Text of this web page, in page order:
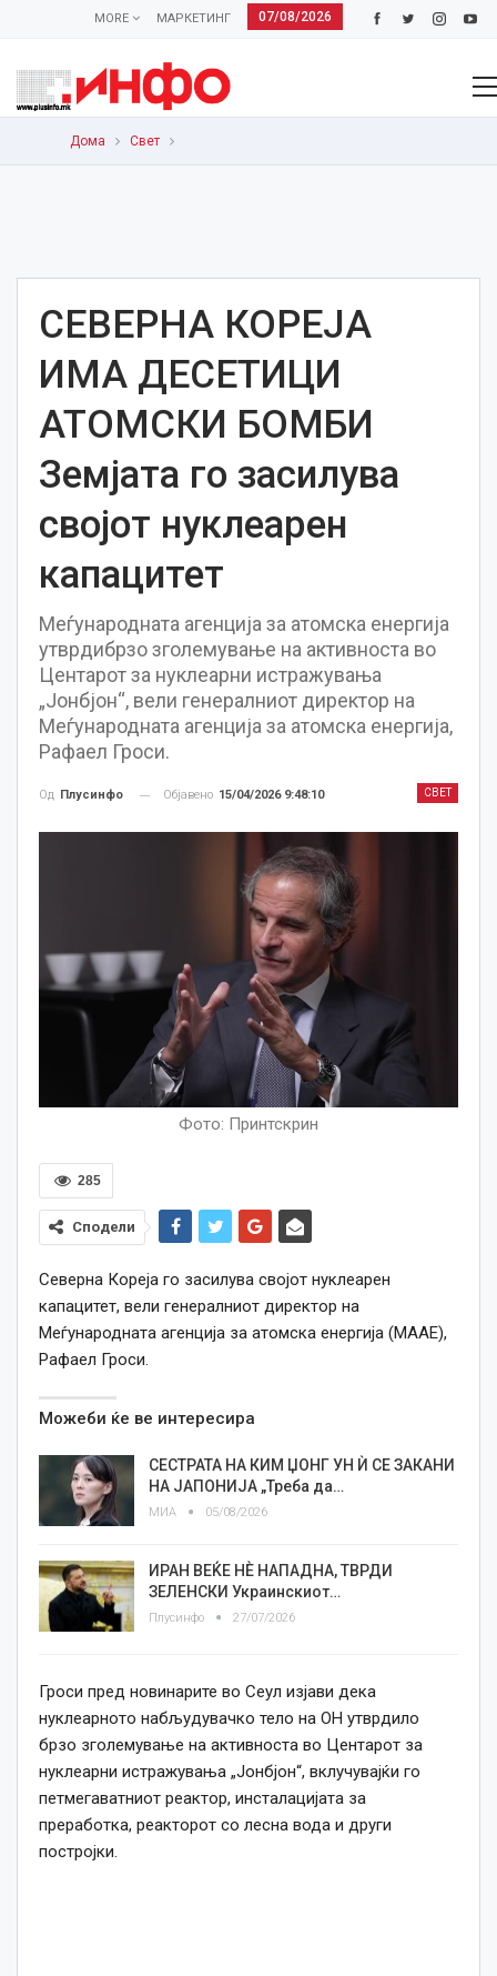
07/08/2026
МАРКЕТИНГ
MORE
Дома Свет
СЕВЕРНА КОРЕЈА
ИМА ДЕСЕТИЦИ
АТОМСКИ БОМБИ
Земјата го засилува
својот нуклеарен
капацитет
Меѓународната агенција за атомска енергија
утврдибрзо зголемување на активноста во
Центарот за нуклеарни истражувања
„Јонбјон“, вели генералниот директор на
Меѓународната агенција за атомска енергија,
Рафаел Гроси.
СВЕТ
Од Плусинфо Објавено 15/04/2026 9:48:10
Фото: Принтскрин
285
Сподели
Северна Кореја го засилува својот нуклеарен
капацитет, вели генералниот директор на
Меѓународната агенција за атомска енергија (МААЕ),
Рафаел Гроси.
Можеби ќе ве интересира
СЕСТРАТА НА КИМ ЏОНГ УН Ѝ СЕ ЗАКАНИ
НА ЈАПОНИЈА „Треба да…
МИА 05/08/2026
ИРАН ВЕЌЕ НÈ НАПАДНА, ТВРДИ
ЗЕЛЕНСКИ Украинскиот…
Плусинфо 27/07/2026
Гроси пред новинарите во Сеул изјави дека
нуклеарното набљудувачко тело на ОН утврдило
брзо зголемување на активноста во Центарот за
нуклеарни истражувања „Јонбјон“, вклучувајќи го
петмегаватниот реактор, инсталацијата за
преработка, реакторот со лесна вода и други
постројки.